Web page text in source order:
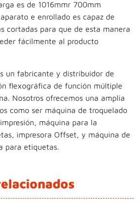
es de 1016mmr 700mm
e enrollado es capaz de
cortadas para que de esta manera
fácilmente al producto
un fabricante y distribuidor de
flexográfica de función múltiple
Nosotros ofrecemos una amplia
como ser máquina de troquelado
máquina para la
impresora Offset, y máquina de
para etiquetas.